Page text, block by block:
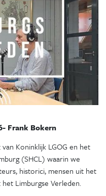
Frank Bokern
Koninklijk LGOG en het
(SHCL) waarin we
historici, mensen uit het
Limburgse Verleden.